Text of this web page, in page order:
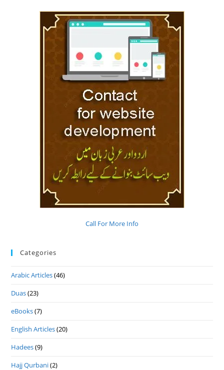
Call For More Info
Categories
Arabic Articles(46)
Duas(23)
eBooks(7)
English Articles(20)
Hadees(9)
Hajj Qurbani(2)